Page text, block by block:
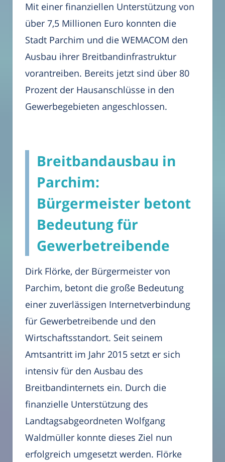
Mit einer finanziellen Unterstützung von
über 7,5 Millionen Euro konnten die
Stadt Parchim und die WEMACOM den
Ausbau ihrer Breitbandinfrastruktur
vorantreiben. Bereits jetzt sind über 80
Prozent der Hausanschlüsse in den
Gewerbegebieten angeschlossen.
Breitbandausbau in
Parchim:
Bürgermeister betont
Bedeutung für
Gewerbetreibende
Dirk Flörke, der Bürgermeister von
Parchim, betont die große Bedeutung
einer zuverlässigen Internetverbindung
für Gewerbetreibende und den
Wirtschaftsstandort. Seit seinem
Amtsantritt im Jahr 2015 setzt er sich
intensiv für den Ausbau des
Breitbandinternets ein. Durch die
finanzielle Unterstützung des
Landtagsabgeordneten Wolfgang
Waldmüller konnte dieses Ziel nun
erfolgreich umgesetzt werden. Flörke